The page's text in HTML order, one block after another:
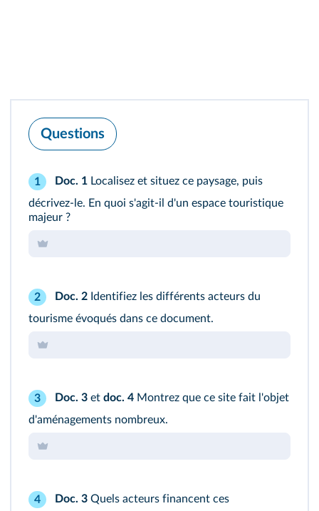
Questions
1 Doc. 1 Localisez et situez ce paysage, puis
décrivez-le. En quoi s'agit-il d'un espace touristique
majeur ?
2 Doc. 2 Identifiez les différents acteurs du
tourisme évoqués dans ce document.
3 Doc. 3 et doc. 4 Montrez que ce site fait l'objet
d'aménagements nombreux.
4 Doc. 3 Quels acteurs financent ces